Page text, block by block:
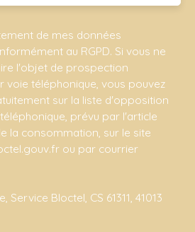
de mes données
au RGPD. Si vous ne
l'objet de prospection
voie téléphonique, vous pouvez
sur la liste d'opposition
prévu par l'article
la consommation, sur le site
ou par courrier
Service Bloctel, CS 61311, 41013